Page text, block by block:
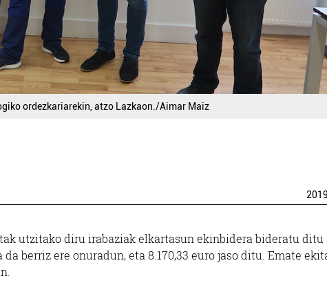
ordezkariarekin, atzo Lazkaon./Aimar Maiz
2019
utzitako diru irabaziak elkartasun ekinbidera bideratu
berriz ere onuradun, eta 8.170,33 euro jaso ditu. Emate